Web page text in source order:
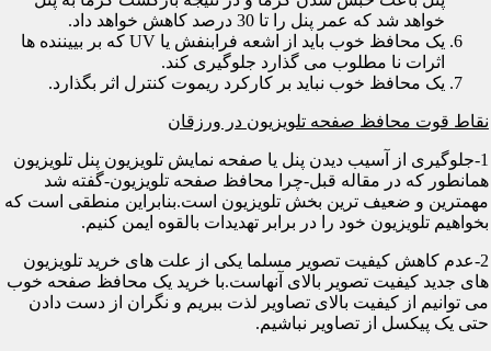
خواهد شد که عمر پنل را تا 30 درصد کاهش خواهد داد.
یک محافظ خوب باید از اشعه فرابنفش یا UV که بر بییننده ها
اثرات نا مطلوب می گذارد جلوگیری کند.
یک محافظ خوب نباید بر کارکرد ریموت کنترل اثر بگذارد.
نقاط قوت محافظ صفحه تلویزیون در ورزقان
1-جلوگیری از آسیب دیدن پنل یا صفحه نمایش تلویزیون پنل تلویزیون
همانطور که در مقاله قبل-چرا محافظ صفحه تلویزیون-گفته شد
مهمترین و ضعیف ترین بخش تلویزیون است.بنابراین منطقی است که
بخواهیم تلویزیون خود را در برابر تهدیدات بالقوه ایمن کنیم.
2-عدم کاهش کیفیت تصویر مسلما یکی از علت های خرید تلویزیون
های جدید کیفیت تصویر بالای آنهاست.با خرید یک محافظ صفحه خوب
می توانیم از کیفیت بالای تصاویر لذت ببریم و نگران از دست دادن
حتی یک پیکسل از تصاویر نباشیم.